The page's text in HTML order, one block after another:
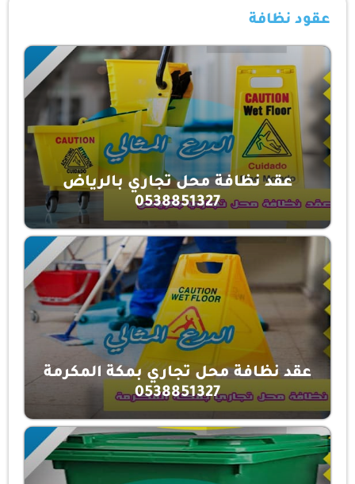
عقود نظافة
عقد نظافة محل تجاري بالرياض
0538851327
عقد نظافة محل تجاري بمكة المكرمة
0538851327